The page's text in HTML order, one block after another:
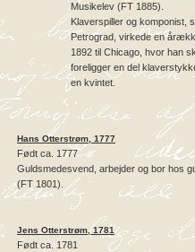
Musikelev (FT 1885).
Klaverspiller og komponist,
Petrograd, virkede en
1892 til Chicago, hvor han
foreligger en del
en kvintet.
Hans Otterstrøm, 1777
Født ca. 1777
Guldsmedesvend, arbejder og bor hos
(FT 1801).
Jens Otterstrøm, 1781
Født ca. 1781